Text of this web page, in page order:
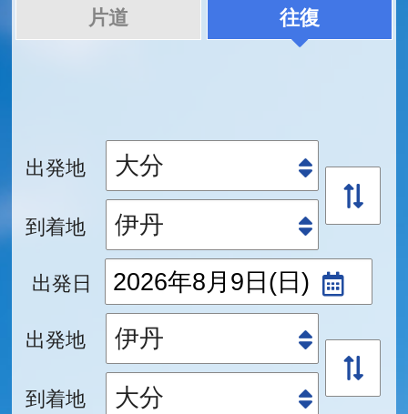
片道 往復
出発地
到着地
出発日
出発地
到着地